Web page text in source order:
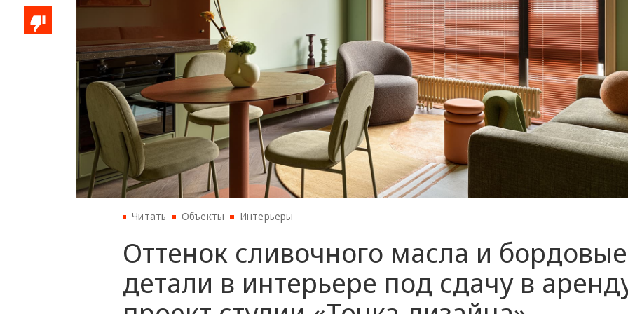
Читать Объекты Интерьеры
Оттенок сливочного масла и бордовые
детали в интерьере под сдачу в